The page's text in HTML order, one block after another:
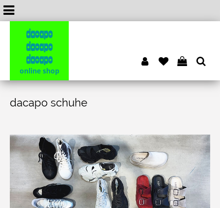
dacapo
dacapo
dacapo
online shop
dacapo schuhe